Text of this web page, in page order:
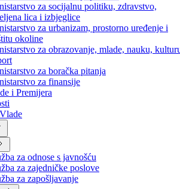
za privredu
za pravosuđe, upravu i radne odnose
za unutrašnje poslove
za socijalnu politiku, zdravstvo,
lica i izbjeglice
za urbanizam, prostorno uređenje i
okoline
za obrazovanje, mlade, nauku,
za boračka pitanja
za finansije
i Premijera